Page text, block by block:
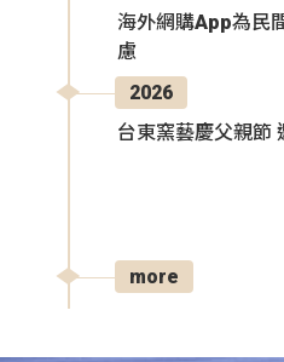
海外網購App為民
慮
2026
台東窯藝慶父親節
more